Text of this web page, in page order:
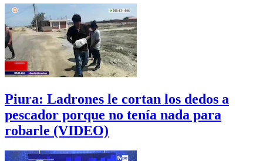
Piura: Ladrones le cortan los dedos a
pescador porque no tenía nada para
robarle (VIDEO)